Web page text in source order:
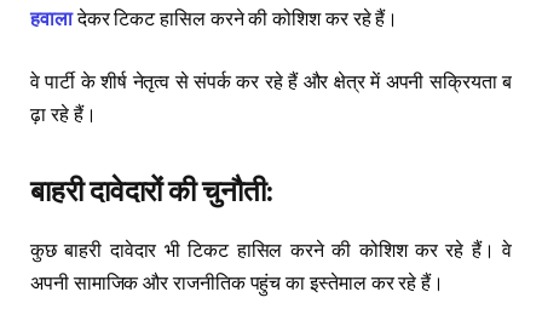
हवालादेकर टिकट हासिल करने की कोशिश कर रहे हैं।
वे पार्टी के शीर्ष नेतृत्व से संपर्क कर रहे हैं और क्षेत्र में अपनी सक्रियता ब
ढ़ा रहे हैं।
बाहरीदावेदारोंकीचुनौती:
कुछ बाहरी दावेदार भी टिकट हासिल करने की कोशिश कर रहे हैं। वे
अपनी सामाजिक और राजनीतिक पहुंच का इस्तेमाल कर रहे हैं।